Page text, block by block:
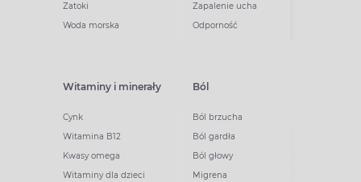
Zatoki
Woda morska
Zapalenie ucha
Odporność
Witaminy i minerały
Cynk
Witamina B12
Kwasy omega
Witaminy dla dzieci
Ból
Ból brzucha
Ból gardła
Ból głowy
Migrena